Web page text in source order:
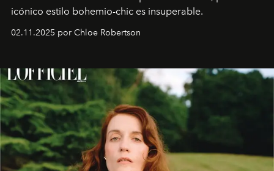
icónico estilo bohemio-chic es insuperable.
02.11.2025 por Chloe Robertson